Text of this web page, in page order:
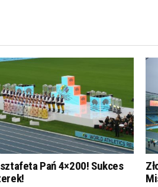
Pań 4×200! Sukces